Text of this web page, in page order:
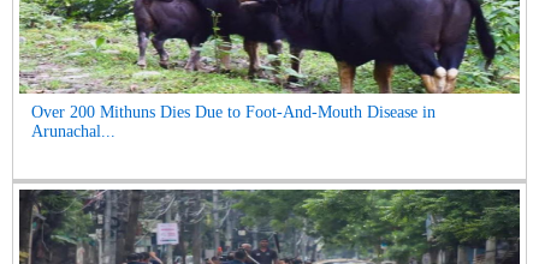
Over 200 Mithuns Dies Due to Foot-And-Mouth Disease in
Arunachal...